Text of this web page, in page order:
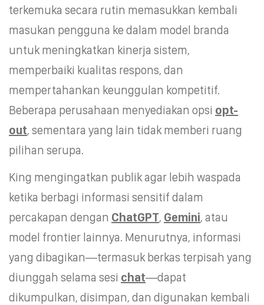
terkemuka secara rutin memasukkan kembali
masukan pengguna ke dalam model branda
untuk meningkatkan kinerja sistem,
memperbaiki kualitas respons, dan
mempertahankan keunggulan kompetitif.
Beberapa perusahaan menyediakan opsi opt-
out, sementara yang lain tidak memberi ruang
pilihan serupa.
King mengingatkan publik agar lebih waspada
ketika berbagi informasi sensitif dalam
percakapan dengan ChatGPT, Gemini, atau
model frontier lainnya. Menurutnya, informasi
yang dibagikan—termasuk berkas terpisah yang
diunggah selama sesi chat—dapat
dikumpulkan, disimpan, dan digunakan kembali